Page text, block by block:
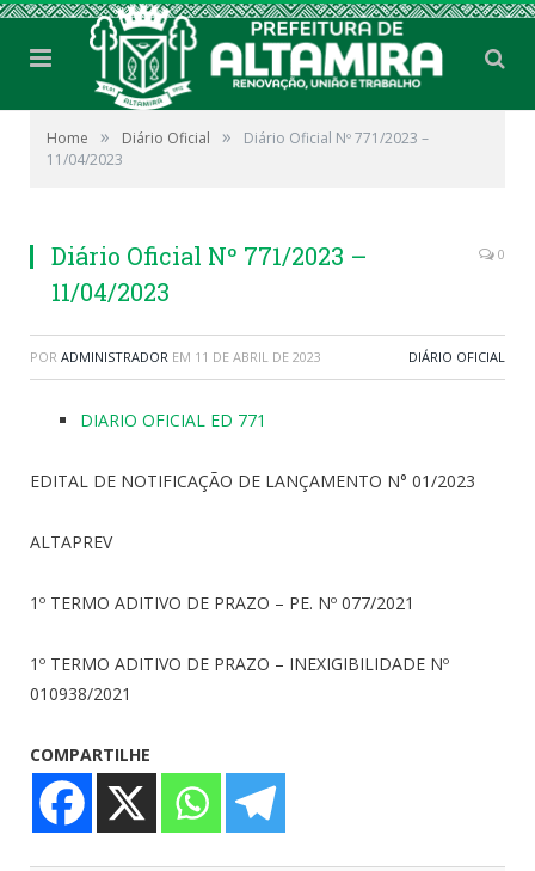
Home » Diário Oficial »
Diário Oficial Nº 771/2023 –
11/04/2023
Diário Oficial Nº 771/2023 –
11/04/2023
0
POR ADMINISTRADOR EM 11 DE ABRIL DE 2023 DIÁRIO OFICIAL
DIARIO OFICIAL ED 771
EDITAL DE NOTIFICAÇÃO DE LANÇAMENTO N° 01/2023
ALTAPREV
1º TERMO ADITIVO DE PRAZO – PE. Nº 077/2021
1º TERMO ADITIVO DE PRAZO – INEXIGIBILIDADE Nº
010938/2021
COMPARTILHE